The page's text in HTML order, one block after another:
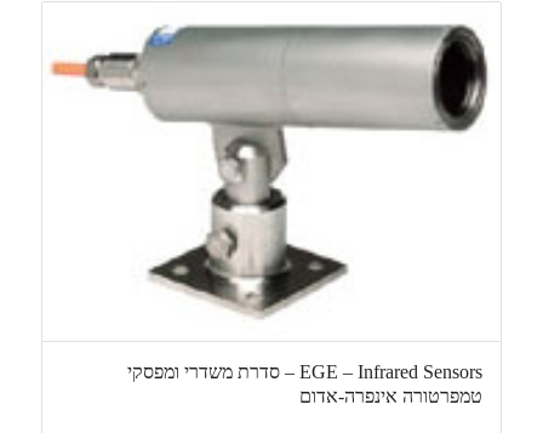
EGE – Infrared Sensors – סדרת משדרי ומפסקי
טמפרטורה אינפרה-אדום